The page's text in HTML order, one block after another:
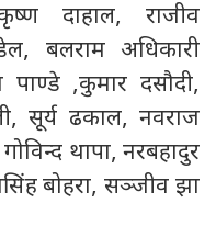
दाहाल, राजीव
बलराम अधिकारी
पाण्डे ,कुमार दसौदी,
सूर्य ढकाल, नवराज
थापा, नरबहादुर
बोहरा, सञ्जीव झा